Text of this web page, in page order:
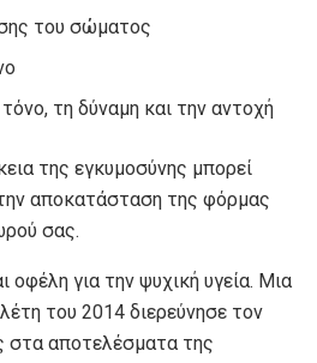
του σώματος
τη δύναμη και την αντοχή
της εγκυμοσύνης μπορεί
αποκατάσταση της φόρμας
σας.
οφέλη για την ψυχική υγεία. Μια
του 2014 διερεύνησε τον
στα αποτελέσματα της